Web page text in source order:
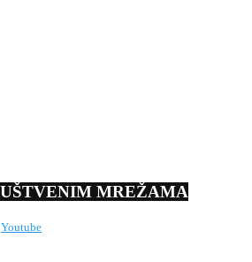
MREŽAMA
Youtube